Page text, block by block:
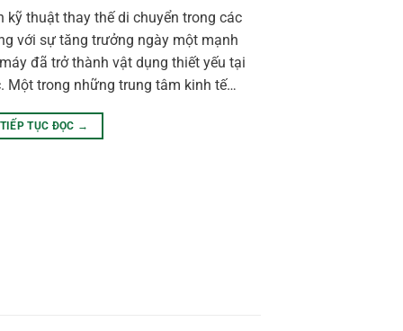
kỹ thuật thay thế di chuyển trong các
với sự tăng trưởng ngày một mạnh
đã trở thành vật dụng thiết yếu tại
Một trong những trung tâm kinh tế…
TIẾP TỤC ĐỌC →